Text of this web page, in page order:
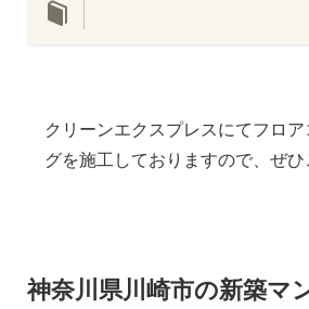
クリーンエクスプレスにてフロ
グを施工しておりますので、ぜひ
神奈川県川崎市の新築マ